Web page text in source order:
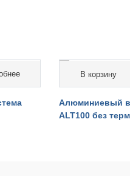
от 14 000
В корзину
Алюминиевый
ALT100 без